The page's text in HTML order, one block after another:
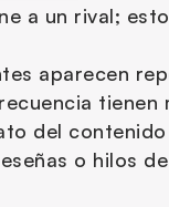
a un rival;
aparecen
tienen
del
o hilos